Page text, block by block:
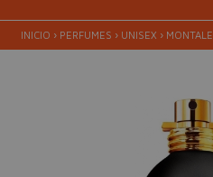
INICIO › PERFUMES › UNISEX › MONTALE